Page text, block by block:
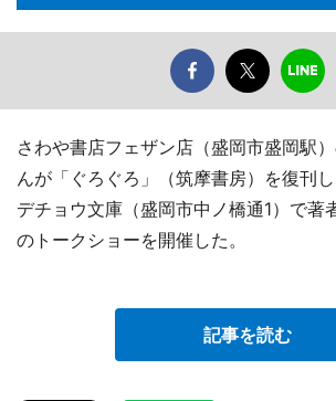
さわや書店フェザン店（盛岡市盛岡駅
んが「ぐろぐろ」（筑摩書房）を復刊
デチョウ文庫（盛岡市中ノ橋通1）で著
のトークショーを開催した。
記事を読む